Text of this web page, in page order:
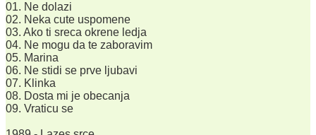
01. Ne dolazi
02. Neka cute uspomene
03. Ako ti sreca okrene ledja
04. Ne mogu da te zaboravim
05. Marina
06. Ne stidi se prve ljubavi
07. Klinka
08. Dosta mi je obecanja
09. Vraticu se